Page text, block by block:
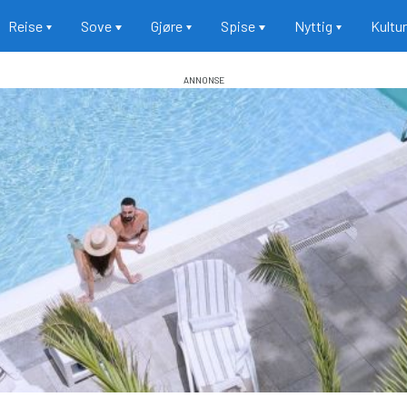
Reise Sove Gjøre Spise Nyttig Kultur